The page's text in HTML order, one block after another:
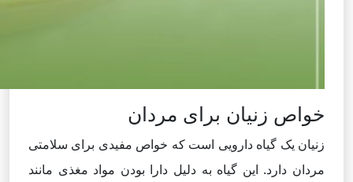
خواص زنیان برای مردان
زنیان یک گیاه دارویی است که خواص مفیدی برای سلامتی
مردان دارد. این گیاه به دلیل دارا بودن مواد مغذی مانند